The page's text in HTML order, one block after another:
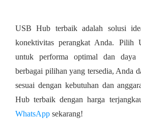
USB Hub terbaik adalah solusi
konektivitas perangkat Anda. Pilih
untuk performa optimal dan daya
berbagai pilihan yang tersedia, Anda
sesuai dengan kebutuhan dan
Hub terbaik dengan harga
WhatsApp sekarang!